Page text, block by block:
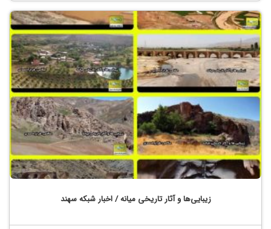
زیبایی‌ها و آثار تاریخی میانه / اخبار شبکه سهند